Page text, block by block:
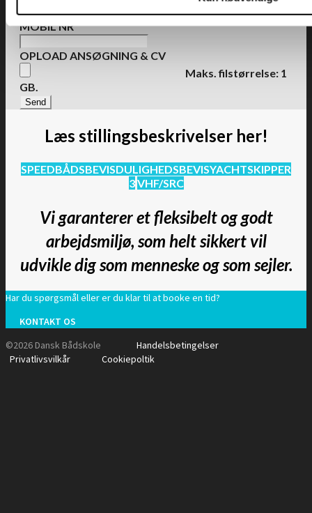
MOBIL NR
OPLOAD ANSØGNING & CV
Maks. filstørrelse: 1
GB.
Læs stillingsbeskrivelser her!
SPEEDBÅDSBEVISDULIGHEDSBEVISYACHTSKIPPER
3VHF/SRC
Vi garanterer et fleksibelt og godt
arbejdsmiljø, som helt sikkert vil
udvikle dig som menneske og som sejler.
Har du spørgsmål eller er du klar til at booke en tid?
KONTAKT OS
©2026 Dansk Bådskole
Handelsbetingelser
Privatlivsvilkår
Cookiepoltik